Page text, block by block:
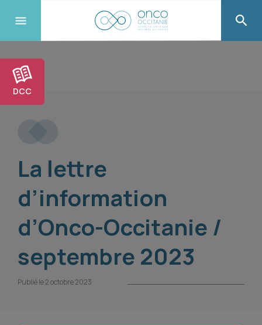
DCC
La lettre
d’information
d’Onco-Occitanie /
septembre 2023
Publié le 2 octobre 2023